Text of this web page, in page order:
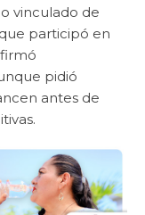
vinculado de
participó en
pidió
antes de